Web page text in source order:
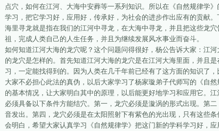
点穴，如何在江河、大海中安葬等一系列知识。所以在《自然规律学
学习，把它学习好，应用好，传承好，为社会的进步作出应有的贡献
海里寻龙就是指在我们的江河中寻龙，在大海中寻龙，并且把这些龙
祖，完成人类自己的人生任务，并且为继续发展风水事业而奋斗。
如何知道江河大海的龙穴呢？这个问题问得很好，杨公告诉大家：江
的龙穴是怎样的。首先知道江河大海的龙穴是在江河大海里面，并且
习，一定能找得到的。因为人类在几千年前已经有了这方面的知识了
大家不必担心此法的真伪，以后大家学习了杨家璇弟子代师写的《自
的基本情况，让大家明白其中的原理，以后能更好地学习和应用它。
必须具备以下条件方能结穴。第一，龙穴必须是漩涡的形式出现。第
音发出。第四，龙穴必须是在太阳照射下有紫色的光出现，只有这些
会明白，希望大家认真学习《自然规律学》把这门新的学科学习好，